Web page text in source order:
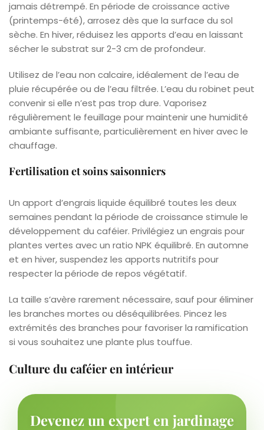
jamais détrempé. En période de croissance active
(printemps-été), arrosez dès que la surface du sol
sèche. En hiver, réduisez les apports d’eau en laissant
sécher le substrat sur 2-3 cm de profondeur.
Utilisez de l’eau non calcaire, idéalement de l’eau de
pluie récupérée ou de l’eau filtrée. L’eau du robinet peut
convenir si elle n’est pas trop dure. Vaporisez
régulièrement le feuillage pour maintenir une humidité
ambiante suffisante, particulièrement en hiver avec le
chauffage.
Fertilisation et soins saisonniers
Un apport d’engrais liquide équilibré toutes les deux
semaines pendant la période de croissance stimule le
développement du caféier. Privilégiez un engrais pour
plantes vertes avec un ratio NPK équilibré. En automne
et en hiver, suspendez les apports nutritifs pour
respecter la période de repos végétatif.
La taille s’avère rarement nécessaire, sauf pour éliminer
les branches mortes ou déséquilibrées. Pincez les
extrémités des branches pour favoriser la ramification
si vous souhaitez une plante plus touffue.
Culture du caféier en intérieur
Devenez un expert en jardinage